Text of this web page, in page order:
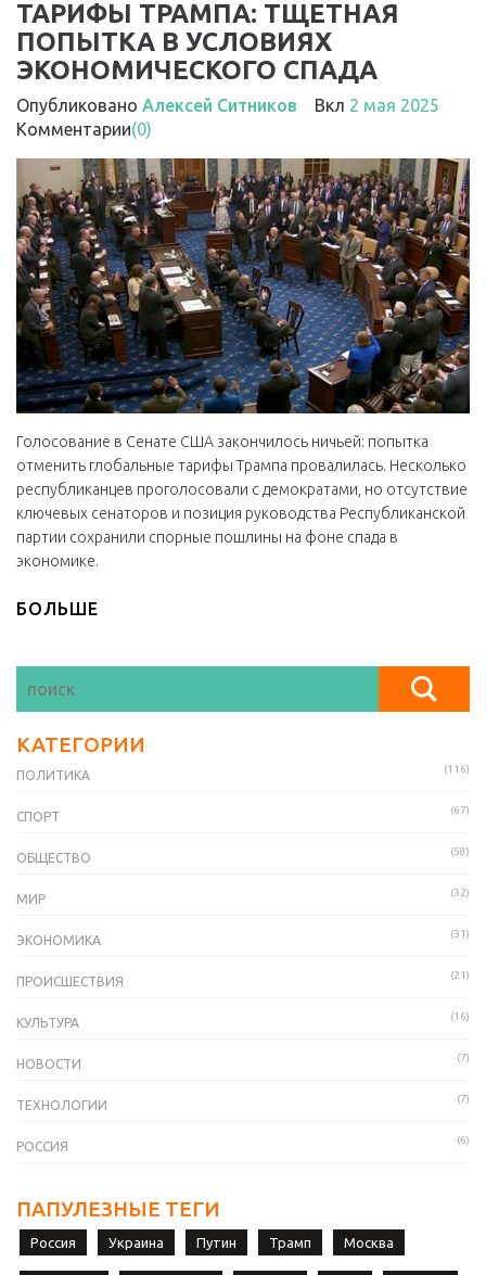
ТАРИФЫ ТРАМПА: ТЩЕТНАЯ
ПОПЫТКА В УСЛОВИЯХ
ЭКОНОМИЧЕСКОГО СПАДА
Опубликовано Алексей Ситников Вкл 2 мая 2025
Комментарии(0)
Голосование в Сенате США закончилось ничьей: попытка
отменить глобальные тарифы Трампа провалилась. Несколько
республиканцев проголосовали с демократами, но отсутствие
ключевых сенаторов и позиция руководства Республиканской
партии сохранили спорные пошлины на фоне спада в
экономике.
БОЛЬШЕ
КАТЕГОРИИ
ПОЛИТИКА (116)
СПОРТ (67)
ОБЩЕСТВО (58)
МИР (32)
ЭКОНОМИКА (31)
ПРОИСШЕСТВИЯ (21)
КУЛЬТУРА (16)
НОВОСТИ (7)
ТЕХНОЛОГИИ (7)
РОССИЯ (6)
ПАПУЛЕЗНЫЕ ТЕГИ
Россия Украина Путин Трамп Москва